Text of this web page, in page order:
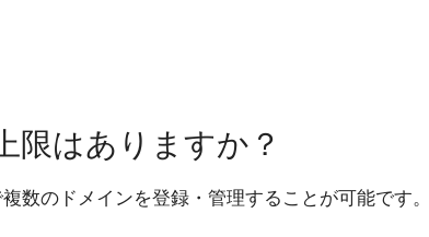
限はありますか？
数のドメインを登録・管理することが可能です。